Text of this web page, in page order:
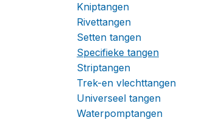
Kniptangen
Rivettangen
Setten tangen
Specifieke tangen
Striptangen
Trek-en vlechttangen
Universeel tangen
Waterpomptangen